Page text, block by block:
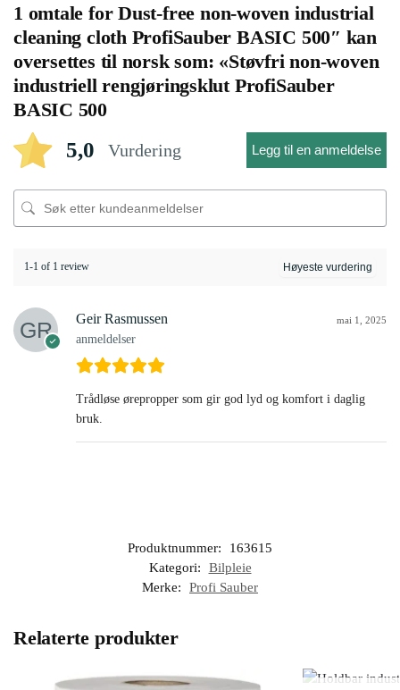
1 omtale forDust-free non-woven industrial
cleaning cloth ProfiSauber BASIC 500″ kan
oversettes til norsk som: «Støvfri non-woven
industriell rengjøringsklut ProfiSauber
BASIC 500
5,0 Vurdering Legg til en anmeldelse
1-1 of 1 review
Geir Rasmussen
anmeldelser
mai 1, 2025
Trådløse ørepropper som gir god lyd og komfort i daglig
bruk.
Produktnummer:
163615
Kategori:
Bilpleie
Merke:
Profi Sauber
Relaterte produkter